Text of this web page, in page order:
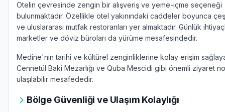
Otelin çevresinde zengin bir alışveriş ve yeme-içme seçeneği
bulunmaktadır. Özellikle otel yakınındaki caddeler boyunca
ve uluslararası mutfak restoranları yer almaktadır. Günlük
marketler ve döviz büroları da yürüme mesafesindedir.
Medine'nin tarihi ve kültürel zenginliklerine kolay erişim
Cennetül Baki Mezarlığı ve Quba Mescidi gibi önemli ziyaret
ulaşılabilir mesafededir.
Bölge Güvenliği ve Ulaşım Kolaylığı